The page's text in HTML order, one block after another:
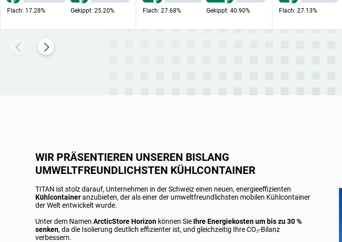
Flach: 17.28% Gekippt: 25.20% Flach:27.68% Gekippt:40.90% Flach:27.13%
WIR PRÄSENTIEREN UNSEREN BISLANG
UMWELTFREUNDLICHSTEN KÜHLCONTAINER
TITAN ist stolz darauf, Unternehmen in der Schweiz einen neuen, energieeffizienten
Kühlcontaineranzubieten, der als einer der umweltfreundlichsten mobilen Kühlcontainer
der Welt entwickelt wurde.
Unter dem Namen ArcticStore Horizon können Sie Ihre Energiekosten um bis zu 30 %
senken, da die Isolierung deutlich effizienter ist, und gleichzeitig Ihre CO₂-Bilanz
verbessern.